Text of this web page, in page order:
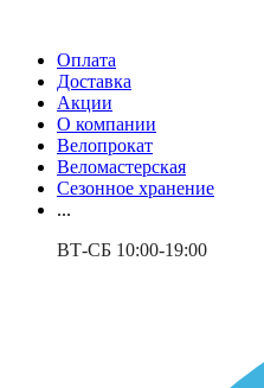
Оплата
Доставка
Акции
О компании
Велопрокат
Веломастерская
Сезонное хранение
...
ВТ-СБ 10:00-19:00